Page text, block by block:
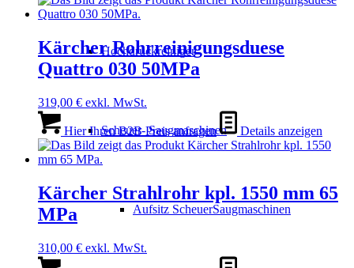
Hochdruckreiniger
Scheuer- Saugmaschinen
Aufsitz ScheuerSaugmaschinen
Kärcher Rohrreinigungsduese
Quattro 030 50MPa
319,00 € exkl. MwSt.
Hier Ihren B2B Preis anfragen Details anzeigen
Kärcher Strahlrohr kpl. 1550 mm 65
MPa
310,00 € exkl. MwSt.